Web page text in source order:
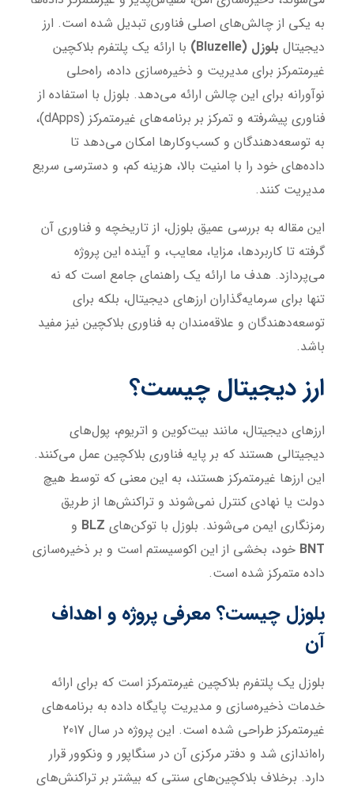
به یکی از چالش‌های اصلی فناوری تبدیل شده است. ارز
دیجیتال بلوزل (Bluzelle)
با ارائه یک پلتفرم بلاکچین
غیرمتمرکز برای مدیریت و ذخیره‌سازی داده، راه‌حلی
نوآورانه برای این چالش ارائه می‌دهد. بلوزل با استفاده از
فناوری پیشرفته و تمرکز بر برنامه‌های غیرمتمرکز (dApps)،
به توسعه‌دهندگان و کسب‌وکارها امکان می‌دهد تا
داده‌های خود را با امنیت بالا، هزینه کم، و دسترسی سریع
مدیریت کنند.
این مقاله به بررسی عمیق بلوزل، از تاریخچه و فناوری آن
گرفته تا کاربردها، مزایا، معایب، و آینده این پروژه
می‌پردازد. هدف ما ارائه یک راهنمای جامع است که نه
تنها برای سرمایه‌گذاران ارزهای دیجیتال، بلکه برای
توسعه‌دهندگان و علاقه‌مندان به فناوری بلاکچین نیز مفید
باشد.
ارز دیجیتال چیست؟
ارزهای دیجیتال، مانند بیت‌کوین و اتریوم، پول‌های
دیجیتالی هستند که بر پایه فناوری بلاکچین عمل می‌کنند.
این ارزها غیرمتمرکز هستند، به این معنی که توسط هیچ
دولت یا نهادی کنترل نمی‌شوند و تراکنش‌ها از طریق
رمزنگاری ایمن می‌شوند. بلوزل با توکن‌های BLZ و
BNT خود، بخشی از این اکوسیستم است و بر ذخیره‌سازی
داده متمرکز شده است.
بلوزل چیست؟ معرفی پروژه و اهداف
آن
بلوزل یک پلتفرم بلاکچین غیرمتمرکز است که برای ارائه
خدمات ذخیره‌سازی و مدیریت پایگاه داده به برنامه‌های
غیرمتمرکز طراحی شده است. این پروژه در سال 2017
راه‌اندازی شد و دفتر مرکزی آن در سنگاپور و ونکوور قرار
دارد. برخلاف بلاکچین‌های سنتی که بیشتر بر تراکنش‌های